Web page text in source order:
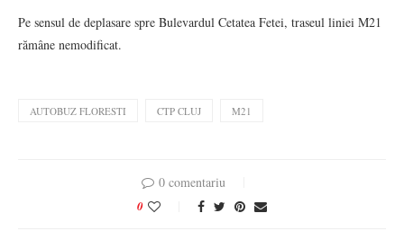
Pe sensul de deplasare spre Bulevardul Cetatea Fetei, traseul liniei M21
rămâne nemodificat.
AUTOBUZ FLORESTI CTP CLUJ M21
0 comentariu
0